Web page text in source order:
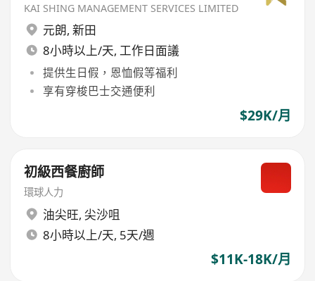
KAI SHING MANAGEMENT SERVICES LIMITED
元朗, 新田
8小時以上/天, 工作日面議
提供生日假，恩恤假等福利
享有穿梭巴士交通便利
$29K/月
初級西餐廚師
環球人力
油尖旺, 尖沙咀
8小時以上/天, 5天/週
$11K-18K/月